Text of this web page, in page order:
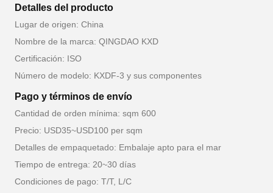
Detalles del producto
Lugar de origen: China
Nombre de la marca: QINGDAO KXD
Certificación: ISO
Número de modelo: KXDF-3 y sus componentes
Pago y términos de envío
Cantidad de orden mínima: sqm 600
Precio: USD35~USD100 per sqm
Detalles de empaquetado: Embalaje apto para el mar
Tiempo de entrega: 20~30 días
Condiciones de pago: T/T, L/C